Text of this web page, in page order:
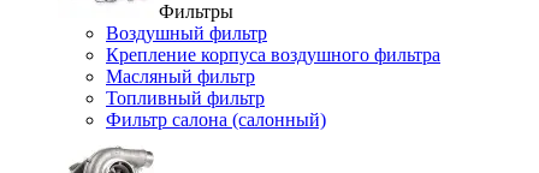
Фильтры
Воздушный фильтр
Крепление корпуса воздушного фильтра
Масляный фильтр
Топливный фильтр
Фильтр салона (салонный)